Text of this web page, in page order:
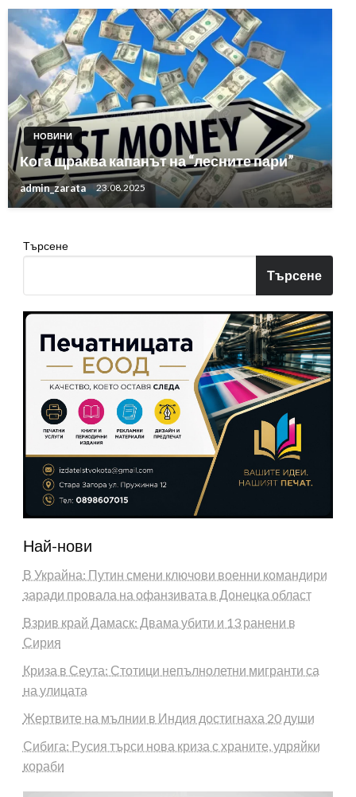
НОВИНИ
Кога щраква капанът на “лесните пари”
admin_zarata 23.08.2025
Търсене
Търсене
Най-нови
В Украйна: Путин смени ключови военни командири
заради провала на офанзивата в Донецка област
Взрив край Дамаск: Двама убити и 13 ранени в
Сирия
Криза в Сеута: Стотици непълнолетни мигранти са
на улицата
Жертвите на мълнии в Индия достигнаха 20 души
Сибига: Русия търси нова криза с храните, удряйки
кораби